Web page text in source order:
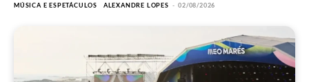
MÚSICA E ESPETÁCULOS ALEXANDRE LOPES - 02/08/2026